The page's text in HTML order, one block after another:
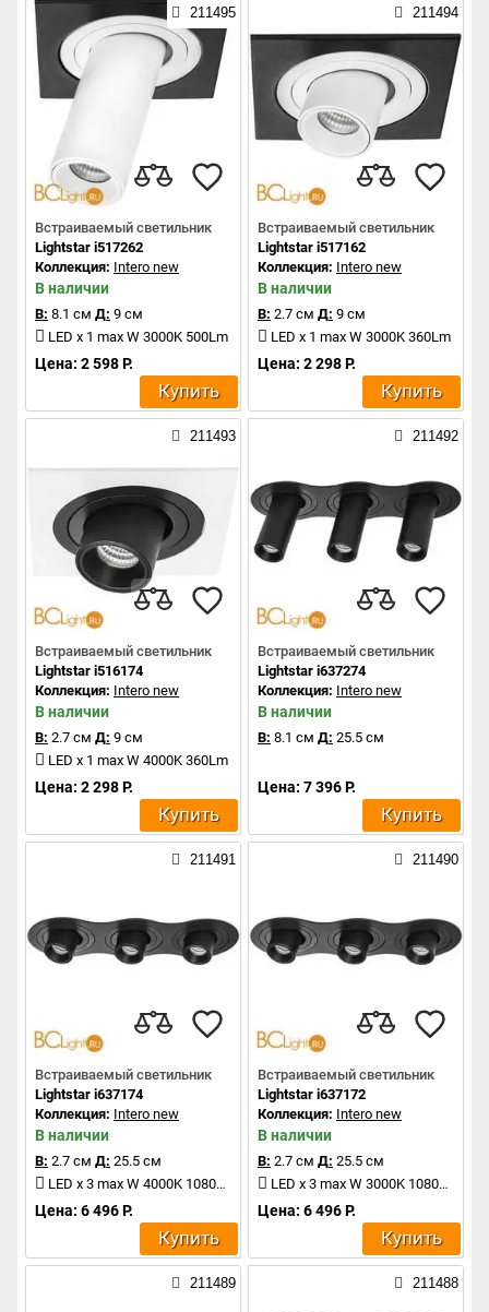
211495
Встраиваемый светильник
Lightstar i517262
Коллекция: Intero new
В наличии
В: 8.1 см Д: 9 см
LED x 1 max W 3000K 500Lm
Цена: 2 598 Р.
Купить
211494
Встраиваемый светильник
Lightstar i517162
Коллекция: Intero new
В наличии
В: 2.7 см Д: 9 см
LED x 1 max W 3000K 360Lm
Цена: 2 298 Р.
Купить
211493
Встраиваемый светильник
Lightstar i516174
Коллекция: Intero new
В наличии
В: 2.7 см Д: 9 см
LED x 1 max W 4000K 360Lm
Цена: 2 298 Р.
Купить
211492
Встраиваемый светильник
Lightstar i637274
Коллекция: Intero new
В наличии
В: 8.1 см Д: 25.5 см
Цена: 7 396 Р.
Купить
211491
Встраиваемый светильник
Lightstar i637174
Коллекция: Intero new
В наличии
В: 2.7 см Д: 25.5 см
LED x 3 max W 4000K 1080Lm
Цена: 6 496 Р.
Купить
211490
Встраиваемый светильник
Lightstar i637172
Коллекция: Intero new
В наличии
В: 2.7 см Д: 25.5 см
LED x 3 max W 3000K 1080Lm
Цена: 6 496 Р.
Купить
211489 211488